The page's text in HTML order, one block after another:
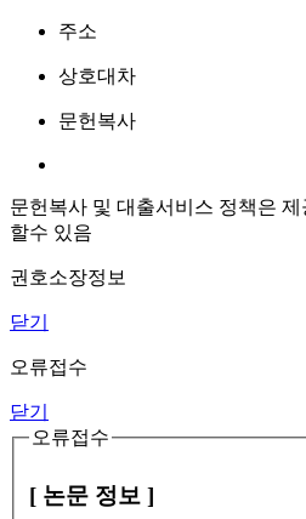
주소
상호대차
문헌복사
문헌복사 및 대출서비스 정책은 제
할수 있음
권호소장정보
닫기
오류접수
닫기
오류접수
[ 논문 정보 ]